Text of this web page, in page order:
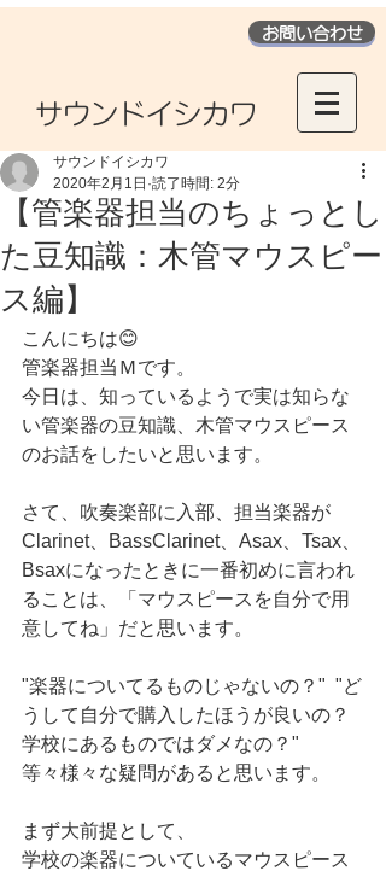
お問い合わせ
​サウンドイシカワ
【管楽器担当のちょっとし
た豆知識：木管マウスピー
ス編】
サウンドイシカワ
2020年2月1日 読了時間: 2分
こんにちは😊
管楽器担当Ｍです。
今日は、知っているようで実は知らな
い管楽器の豆知識、木管マウスピース
のお話をしたいと思います。
さて、吹奏楽部に入部、担当楽器が
Clarinet、BassClarinet、Asax、Tsax、
Bsaxになったときに一番初めに言われ
ることは、「マウスピースを自分で用
意してね」だと思います。
"楽器についてるものじゃないの？"  "ど
うして自分で購入したほうが良いの？
学校にあるものではダメなの？"
等々様々な疑問があると思います。
まず大前提として、
学校の楽器についているマウスピース